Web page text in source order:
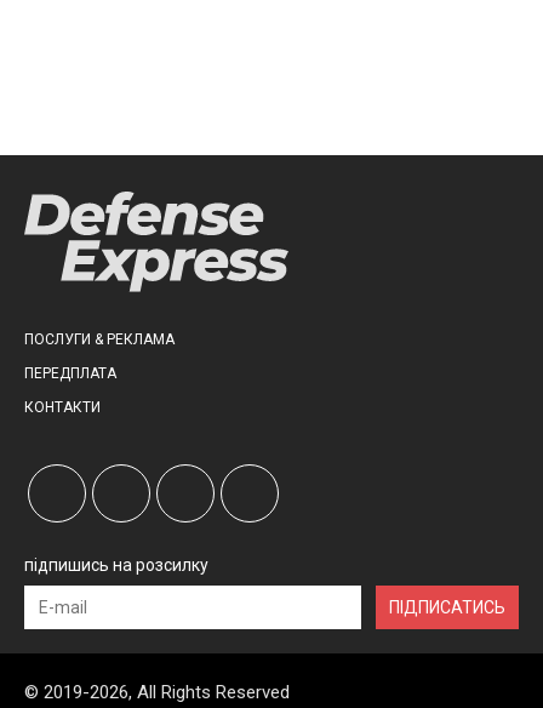
ПОСЛУГИ & РЕКЛАМА
ПЕРЕДПЛАТА
КОНТАКТИ
підпишись на розсилку
ПІДПИСАТИСЬ
© 2019-2026, All Rights Reserved